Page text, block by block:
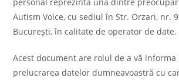
Autism Voice, cu sediul în Str. Orzari, nr.
București, în calitate de operator de date.
Acest document are rolul de a vă
prelucrarea datelor dumneavoastră cu